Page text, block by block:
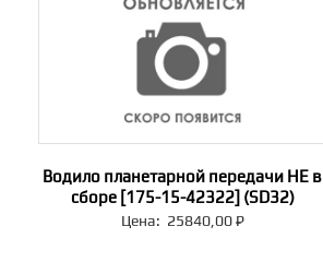
Водило планетарной передачи НЕ в
сборе [175-15-42322] (SD32)
Цена: 25840,00₽